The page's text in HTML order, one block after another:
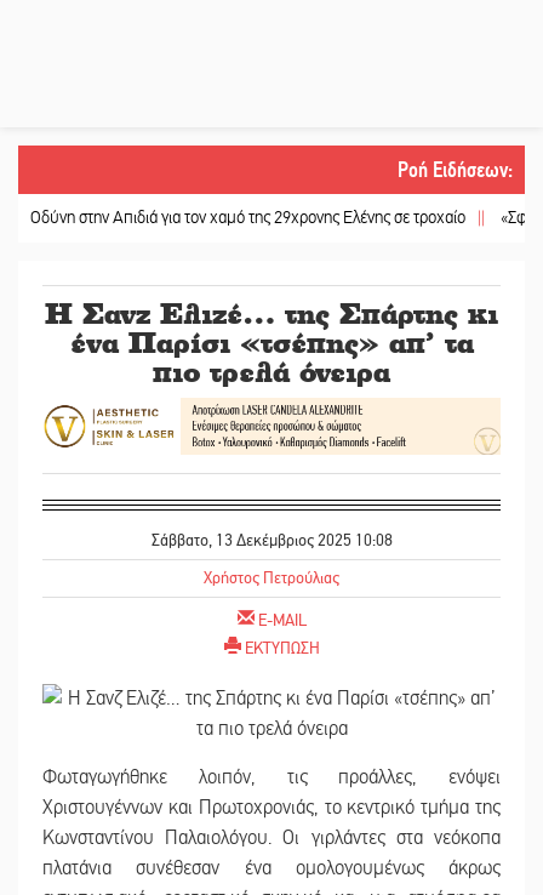
Ροή Ειδήσεων:
στην Απιδιά για τον χαμό της 29χρονης Ελένης σε τροχαίο || «Σφραγίδα»
Η Σανζ Ελιζέ… της Σπάρτης κι
ένα Παρίσι «τσέπης» απ’ τα
πιο τρελά όνειρα
Σάββατο, 13 Δεκέμβριος 2025 10:08
Χρήστος Πετρούλιας
E-MAIL
ΕΚΤΥΠΩΣΗ
Φωταγωγήθηκε λοιπόν, τις προάλλες, ενόψει
Χριστουγέννων και Πρωτοχρονιάς, το κεντρικό τμήμα της
Κωνσταντίνου Παλαιολόγου. Οι γιρλάντες στα νεόκοπα
πλατάνια συνέθεσαν ένα ομολογουμένως άκρως